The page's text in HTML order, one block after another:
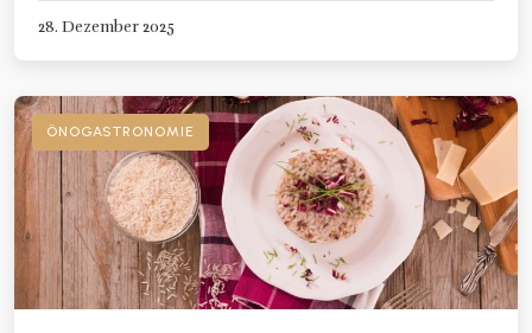
28. Dezember 2025
ÖNOGASTRONOMIE